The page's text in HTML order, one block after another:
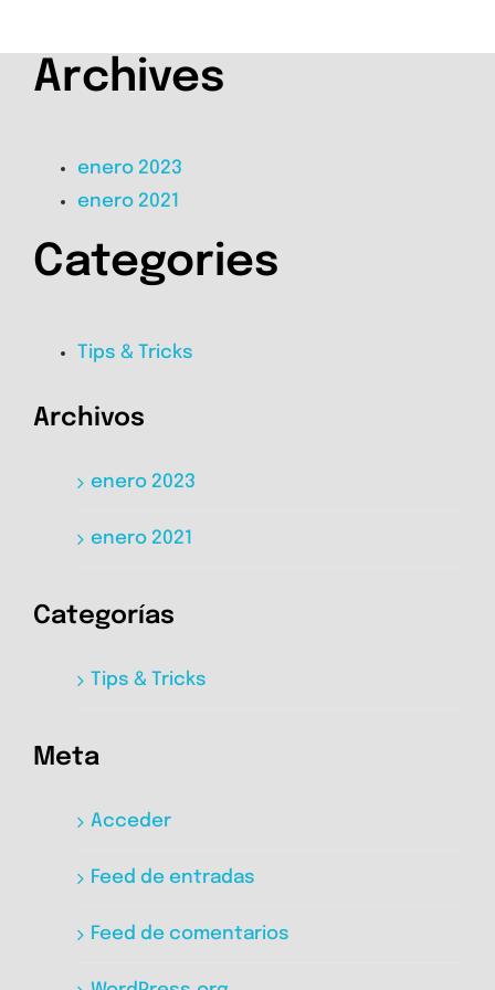
Archives
enero 2023
enero 2021
Categories
Tips & Tricks
Archivos
enero 2023
enero 2021
Categorías
Tips & Tricks
Meta
Acceder
Feed de entradas
Feed de comentarios